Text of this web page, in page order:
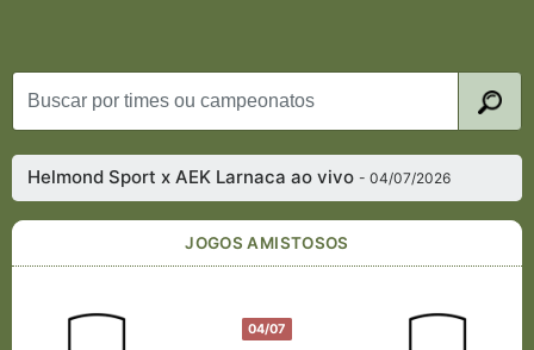
Helmond Sport x AEK Larnaca ao vivo- 04/07/2026
JOGOS AMISTOSOS
04/07